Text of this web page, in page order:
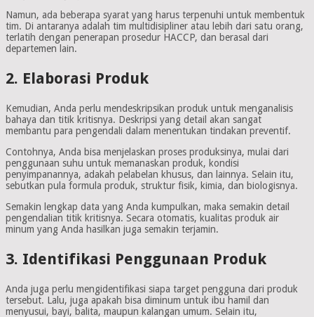
Namun, ada beberapa syarat yang harus terpenuhi untuk membentuk
tim. Di antaranya adalah tim multidisipliner atau lebih dari satu orang,
terlatih dengan penerapan prosedur HACCP, dan berasal dari
departemen lain.
2. Elaborasi Produk
Kemudian, Anda perlu mendeskripsikan produk untuk menganalisis
bahaya dan titik kritisnya. Deskripsi yang detail akan sangat
membantu para pengendali dalam menentukan tindakan preventif.
Contohnya, Anda bisa menjelaskan proses produksinya, mulai dari
penggunaan suhu untuk memanaskan produk, kondisi
penyimpanannya, adakah pelabelan khusus, dan lainnya. Selain itu,
sebutkan pula formula produk, struktur fisik, kimia, dan biologisnya.
Semakin lengkap data yang Anda kumpulkan, maka semakin detail
pengendalian titik kritisnya. Secara otomatis, kualitas produk air
minum yang Anda hasilkan juga semakin terjamin.
3. Identifikasi Penggunaan Produk
Anda juga perlu mengidentifikasi siapa target pengguna dari produk
tersebut. Lalu, juga apakah bisa diminum untuk ibu hamil dan
menyusui, bayi, balita, maupun kalangan umum. Selain itu,